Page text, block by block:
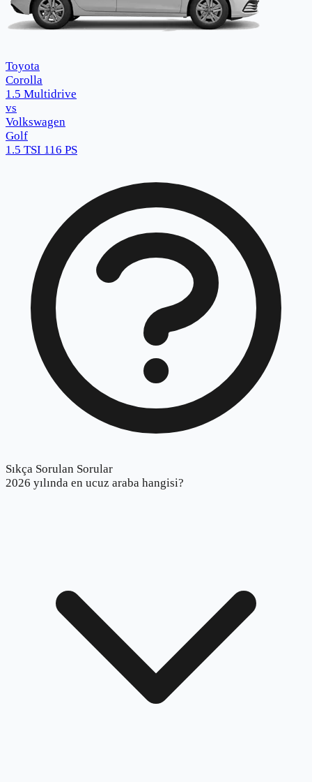
Toyota
Corolla
1.5 Multidrive
vs
Volkswagen
Golf
1.5 TSI 116 PS
Sıkça Sorulan Sorular
2026 yılında en ucuz araba hangisi?